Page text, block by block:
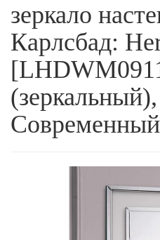
зеркало
Карлсбад:
(зеркальный),
Современный